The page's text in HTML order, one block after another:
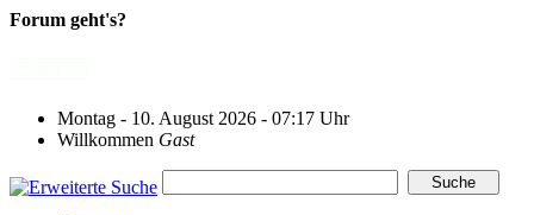
Forum geht's?
Montag - 10. August 2026 - 07:17 Uhr
Willkommen Gast